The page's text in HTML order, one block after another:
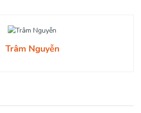
Trâm Nguyễn